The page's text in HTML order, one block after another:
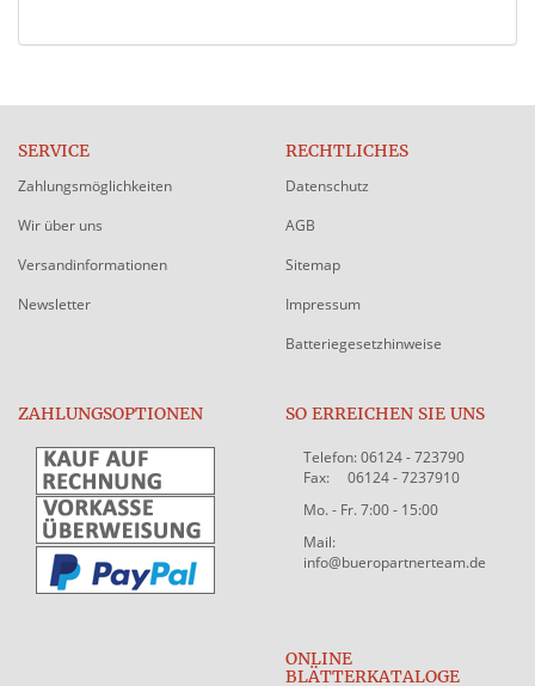
SERVICE
Zahlungsmöglichkeiten
Wir über uns
Versandinformationen
Newsletter
RECHTLICHES
Datenschutz
AGB
Sitemap
Impressum
Batteriegesetzhinweise
ZAHLUNGSOPTIONEN SO ERREICHEN SIE UNS
Telefon: 06124 - 723790
Fax: 06124 - 7237910
Mo. - Fr. 7:00 - 15:00
Mail:
info@bueropartnerteam.de
ONLINE
BLÄTTERKATALOGE